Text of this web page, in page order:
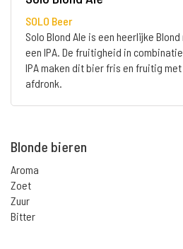
SOLO Beer
Solo Blond Ale is een heerlijke
een IPA. De fruitigheid in
IPA maken dit bier fris en fruitig
afdronk.
Blonde bieren
Aroma
Zoet
Zuur
Bitter